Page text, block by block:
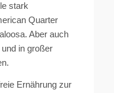
stark
Quarter
Aber auch
in großer
Ernährung zur